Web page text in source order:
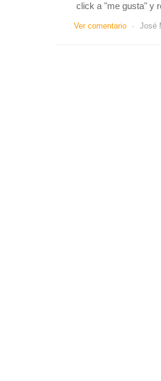
click a "me gusta" y
Ver comentario José